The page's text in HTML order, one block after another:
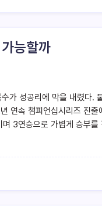
능할까
성공리에 막을 내렸다.
연속 챔피언십시리즈 진
3연승으로 가볍게 승부